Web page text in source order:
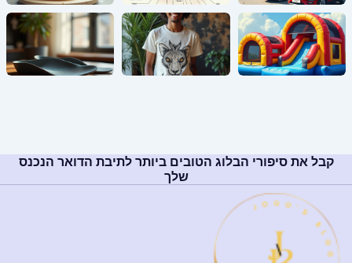
קבל את סיפורי הבלוג הטובים ביותר לתיבת הדואר הנכנס
שלך